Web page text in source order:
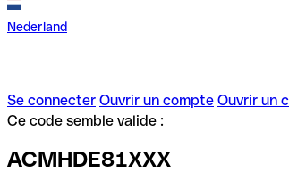
Nederland
Se connecter Ouvrir un compte Ouvrir un
Ce code semble valide :
ACMHDE81XXX